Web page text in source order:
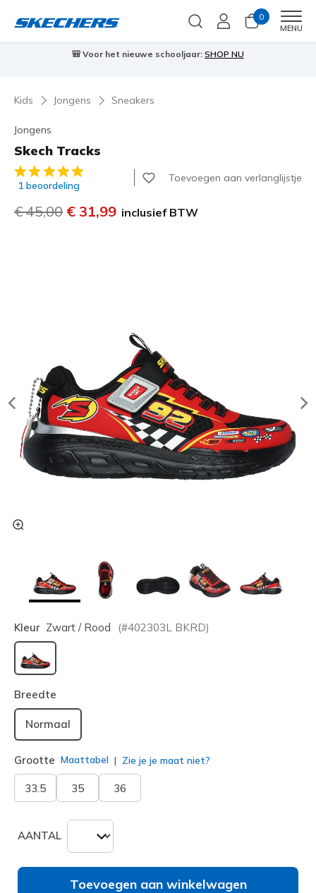
0
MENU
Skechers VIP:45 dagen retourrecht voor leden
Kids Jongens Sneakers
Jongens
Skech Tracks
3,3 van de 5 klantbeoordelingen
1 beoordeling
Toevoegen aan verlanglijstje
Prijs verlaagd van
€ 45,00 naar
€ 31,99 inclusief BTW
Kleur Zwart / Rood (#402303L BKRD)
geselecteerd
Breedte
Normaal
Grootte Maattabel Zie je je maat niet?
33.5 35 36
AANTAL
Toevoegen aan winkelwagen